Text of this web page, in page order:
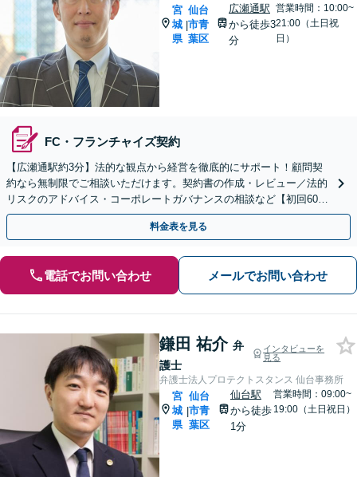
宮
城
県
|
仙台
市青
葉区
広瀬通駅
から徒歩3
分
営業時間：10:00~
21:00（土日祝
日）
FC・フランチャイズ契約
【広瀬通駅約3分】法的な観点から経営を徹底的にサポート！顧問契
約なら無制限でご相談いただけます。契約書の作成・レビュー／法的
リスクのアドバイス・コーポレートガバナンスの相談など【初回60分
無料相談】【電話・オンライン・LINE相談可能】
料金表を見る
電話でお問い合わせ メールでお問い合わせ
鎌田 祐介 弁
護士
インタビューを
見る
弁護士法人プロテクトスタンス 仙台事務所
宮
城
県
|
仙台
市青
葉区
仙台駅
から徒歩
1分
営業時間：09:00~
19:00（土日祝日）